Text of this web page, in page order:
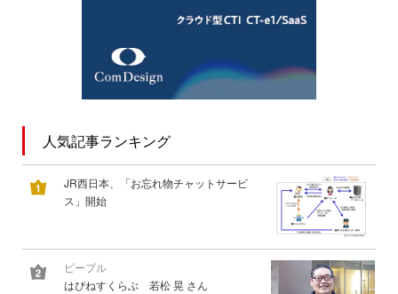
人気記事ランキング
JR西日本、「お忘れ物チャットサービ
ス」開始
ピープル
はぴねすくらぶ 若松 晃 さん